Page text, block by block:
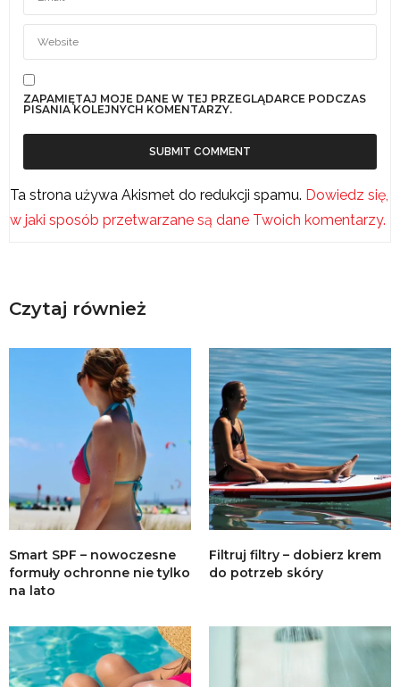
ZAPAMIĘTAJ MOJE DANE W TEJ PRZEGLĄDARCE PODCZAS
PISANIA KOLEJNYCH KOMENTARZY.
Ta strona używa Akismet do redukcji spamu. Dowiedz się,
w jaki sposób przetwarzane są dane Twoich komentarzy.
Czytaj również
Smart SPF – nowoczesne
formuły ochronne nie tylko
na lato
Filtruj filtry – dobierz krem
do potrzeb skóry